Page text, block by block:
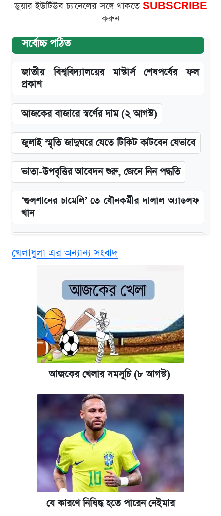
ডুয়ার ইউটিউব চ্যানেলের সঙ্গে থাকতে SUBSCRIBE
করুন
সর্বোচ্চ পঠিত
জাতীয় বিশ্ববিদ্যালয়ের মাস্টার্স শেষপর্বের ফল
প্রকাশ
আজকের বাজারে স্বর্ণের দাম (২ আগস্ট)
জুলাই স্মৃতি জাদুঘরে যেতে টিকিট কাটবেন যেভাবে
ভাতা-উপবৃত্তির আবেদন শুরু, জেনে নিন পদ্ধতি
‘গুলশানের চামেলি’ তে যৌনকর্মীর দালাল অ্যাডলফ
খান
দাম ও ফিচার
কবে শুরু হচ্ছে ঢাবির ভর্তি আবেদন, জানাল কর্তৃপক্ষ
নবম জাতীয় পে-স্কেল নিয়ে সর্বশেষ যা জানা গেল
আজকের বাজারে স্বর্ণের দাম (৪ আগস্ট)
আজকের বাজারে স্বর্ণ-রুপার দাম (৫ আগস্ট)
পাঁচ দপ্তরে নতুন সচিব নিয়োগ দিল সরকার
কবে হবে মেডিকেল ভর্তি পরীক্ষা, জানা গেল যা
আজকের বাজারে স্বর্ণের দাম (৬ আগস্ট)
রাষ্ট্রবিরোধী কর্মকাণ্ড: ঢাবির কয়েকজন শিক্ষকের
বিরুদ্ধে ব্যবস্থা
খেলাধুলা এর অন্যান্য সংবাদ
আজকের খেলার সমসূচি (৮ আগস্ট)
যে কারণে নিষিদ্ধ হতে পারেন নেইমার